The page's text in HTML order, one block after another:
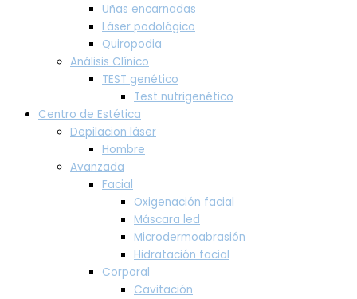
Uñas encarnadas
Láser podológico
Quiropodia
Análisis Clínico
TEST genético
Test nutrigenético
Centro de Estética
Depilacion láser
Hombre
Avanzada
Facial
Oxigenación facial
Máscara led
Microdermoabrasión
Hidratación facial
Corporal
Cavitación